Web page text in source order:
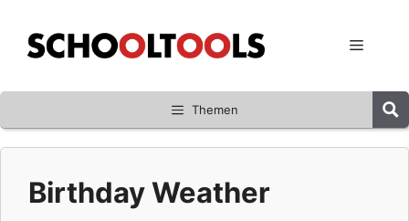
Inhalt
springen
Menü
Themen
Birthday Weather